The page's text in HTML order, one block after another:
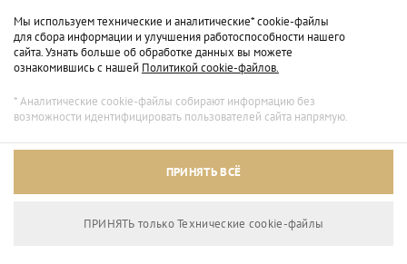
Мы используем технические и аналитические* cookie-файлы
для сбора информации и улучшения работоспособности нашего
сайта. Узнать больше об обработке данных вы можете
ознакомившись с нашей Политикой cookie-файлов.
* Аналитические cookie-файлы собирают информацию без
возможности идентифицировать пользователей сайта напрямую.
ПРИНЯТЬ ВСЁ
ПРИНЯТЬ только Технические сookie-файлы